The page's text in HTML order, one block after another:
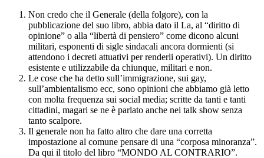
Non credo che il Generale (della folgore), con la
pubblicazione del suo libro, abbia dato il La, al “diritto di
opinione” o alla “libertà di pensiero” come dicono alcuni
militari, esponenti di sigle sindacali ancora dormienti (si
attendono i decreti attuativi per renderli operativi). Un diritto
esistente e utilizzabile da chiunque, militari e non.
Le cose che ha detto sull’immigrazione, sui gay,
sull’ambientalismo ecc, sono opinioni che abbiamo già letto
con molta frequenza sui social media; scritte da tanti e tanti
cittadini, magari se ne è parlato anche nei talk show senza
tanto scalpore.
Il generale non ha fatto altro che dare una corretta
impostazione al comune pensare di una “corposa minoranza”.
Da qui il titolo del libro “MONDO AL CONTRARIO”.